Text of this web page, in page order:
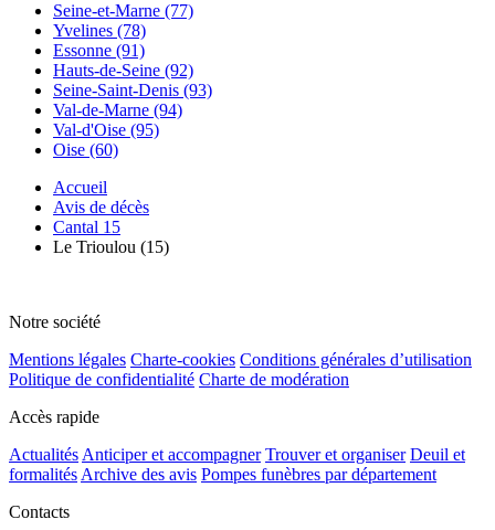
Seine-et-Marne (77)
Yvelines (78)
Essonne (91)
Hauts-de-Seine (92)
Seine-Saint-Denis (93)
Val-de-Marne (94)
Val-d'Oise (95)
Oise (60)
Accueil
Avis de décès
Cantal 15
Le Trioulou (15)
Notre société
Mentions légales Charte-cookies Conditions générales d’utilisation
Politique de confidentialité Charte de modération
Accès rapide
Actualités Anticiper et accompagner Trouver et organiser Deuil et
formalités Archive des avis Pompes funèbres par département
Contacts